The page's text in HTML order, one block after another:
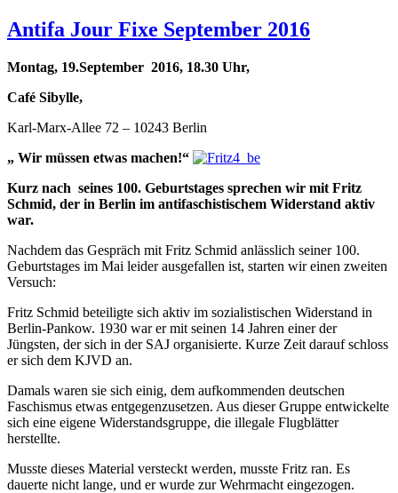
Antifa Jour Fixe September 2016
Montag, 19.September 2016, 18.30 Uhr,
Café Sibylle,
Karl-Marx-Allee 72 – 10243 Berlin
„ Wir müssen etwas machen!“
Kurz nach seines 100. Geburtstages sprechen wir mit Fritz
Schmid, der in Berlin im antifaschistischem Widerstand aktiv
war.
Nachdem das Gespräch mit Fritz Schmid anlässlich seiner 100.
Geburtstages im Mai leider ausgefallen ist, starten wir einen zweiten
Versuch:
Fritz Schmid beteiligte sich aktiv im sozialistischen Widerstand in
Berlin-Pankow. 1930 war er mit seinen 14 Jahren einer der
Jüngsten, der sich in der SAJ organisierte. Kurze Zeit darauf schloss
er sich dem KJVD an.
Damals waren sie sich einig, dem aufkommenden deutschen
Faschismus etwas entgegenzusetzen. Aus dieser Gruppe entwickelte
sich eine eigene Widerstandsgruppe, die illegale Flugblätter
herstellte.
Musste dieses Material versteckt werden, musste Fritz ran. Es
dauerte nicht lange, und er wurde zur Wehrmacht eingezogen.